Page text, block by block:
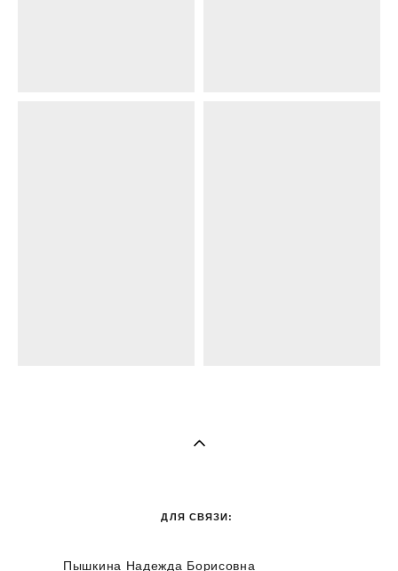
ДЛЯ СВЯЗИ:
Пышкина Надежда Борисовна